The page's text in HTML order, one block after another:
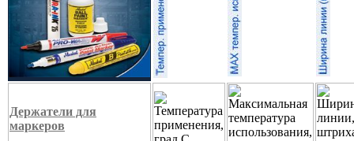
Держатели для
маркеров